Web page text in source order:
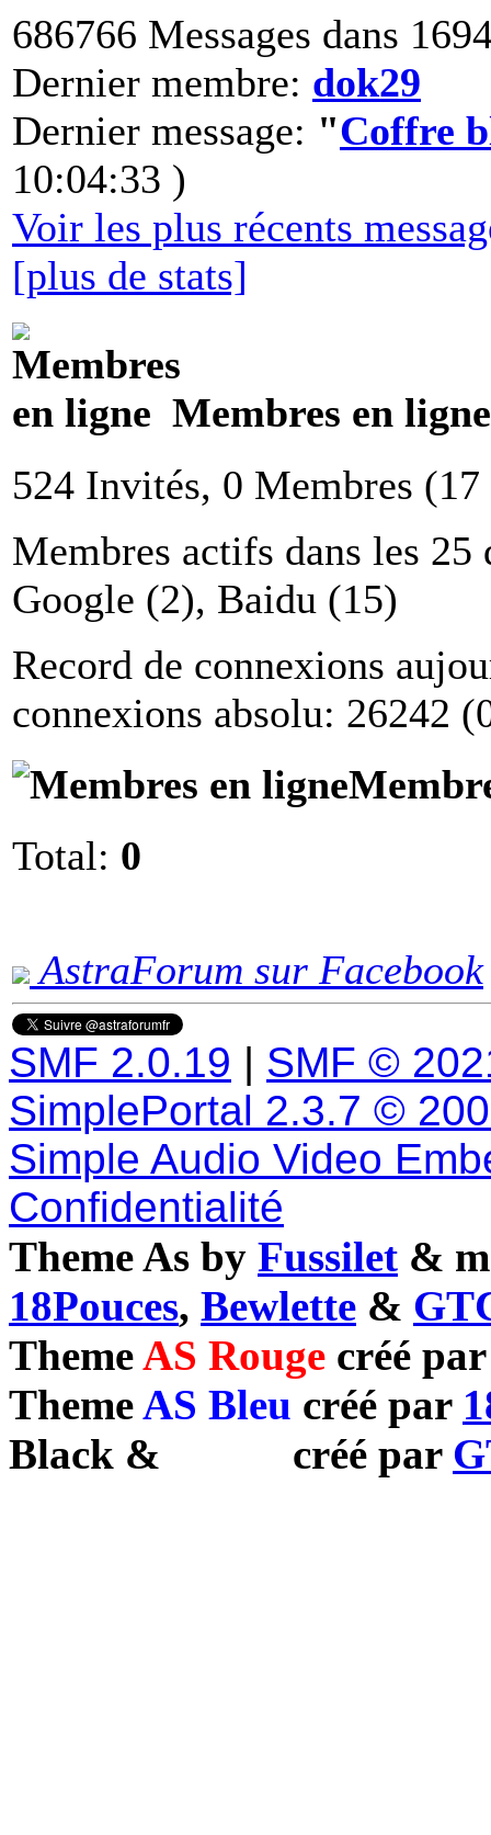
686766 Messages dans
Dernier membre: dok29
Dernier message: "Coffre
10:04:33 )
Voir les plus récents
[plus de stats]
Membres en ligne
524 Invités, 0 Membres (17
Membres actifs dans les 25
Google (2), Baidu (15)
Record de connexions
connexions absolu: 26242
Total: 0
AstraForum sur Facebook
SMF 2.0.19 | SMF ©
SimplePortal 2.3.7 ©
Simple Audio Video
Confidentialité
Theme As by Fussilet &
18Pouces, Bewlette &
ThemeAS Rouge créé
ThemeAS Bleu créé par
Black & créé par